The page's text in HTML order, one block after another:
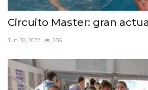
Circuito Master: gran
Jun 30, 2022 286